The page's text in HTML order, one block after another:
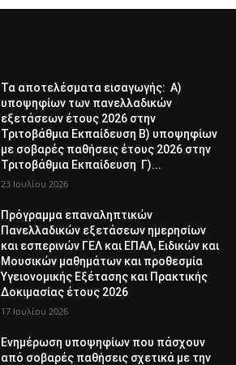
Τα αποτελέσματα εισαγωγής: Α)
υποψηφίων των πανελλαδικών
εξετάσεων έτους 2026 στην
Τριτοβάθμια Εκπαίδευση Β) υποψηφίων
με σοβαρές παθήσεις έτους 2026 στην
Τριτοβάθμια Εκπαίδευση Γ)...
23 Ιουλίου 2026
Πρόγραμμα επαναληπτικών
Πανελλαδικών εξετάσεων ημερησίων
και εσπερινών ΓΕΛ και ΕΠΑΛ, Ειδικών και
Μουσικών μαθημάτων και προθεσμία
Υγειονομικής Εξέτασης και Πρακτικής
Δοκιμασίας έτους 2026
17 Ιουλίου 2026
Ενημέρωση υποψηφίων που πάσχουν
από σοβαρές παθήσεις σχετικά με την